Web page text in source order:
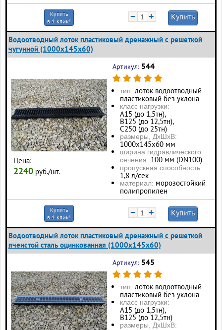
Купить
в 1 клик!
− + Купить
Водоотводный лоток пластиковый дренажный с решеткой
чугунной (1000x145x60)
Цена:
2240 руб./шт.
Артикул: 544
тип: лоток водоотводный
пластиковый без уклона
класс нагрузки:
А15 (до 1,5тн),
В125 (до 12,5тн),
С250 (до 25тн)
размеры, ДхШхВ:
1000х145х60 мм
ширина гидравлического
сечения: 100 мм (DN100)
пропускная способность:
1,8 л/сек
материал: морозостойкий
полипропилен
Купить
в 1 клик!
− + Купить
Водоотводный лоток пластиковый дренажный с решеткой
ячеистой сталь оцинкованная (1000x145x60)
Артикул: 545
тип: лоток водоотводный
пластиковый без уклона
класс нагрузки:
А15 (до 1,5тн),
В125 (до 12,5тн)
размеры, ДхШхВ: